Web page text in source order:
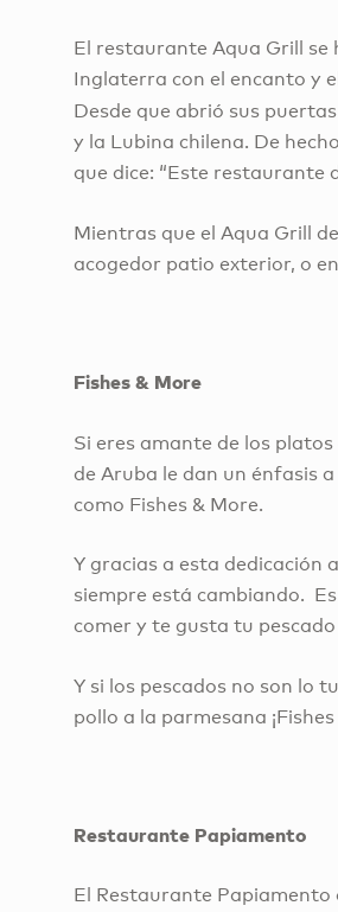
El restaurante Aqua Grill se
Inglaterra con el encanto y
Desde que abrió sus
y la Lubina chilena. De
que dice: “Este restaurante
Mientras que el Aqua Grill
acogedor patio exterior, o
Fishes & More
Si eres amante de los
de Aruba le dan un énfasis
como Fishes & More.
Y gracias a esta dedicación
siempre está cambiando.
comer y te gusta tu
Y si los pescados no son lo
pollo a la parmesana
Restaurante Papiamento
El Restaurante Papiamento